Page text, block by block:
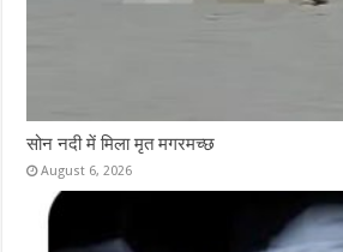
सोन नदी में मिला मृत मगरमच्छ
August 6, 2026